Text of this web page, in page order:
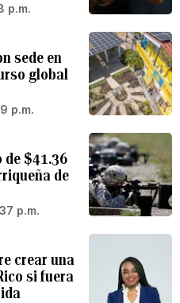
p.m.
sede en
global
p.m.
de $41.36
de
p.m.
crear una
si fuera